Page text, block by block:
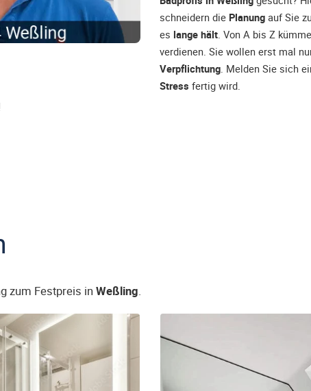
schneidern die Planung auf Sie
es lange hält. Von A bis Z
verdienen. Sie wollen erst mal
Verpflichtung. Melden Sie sich
Stress fertig wird.
zum Festpreis in Weßling.